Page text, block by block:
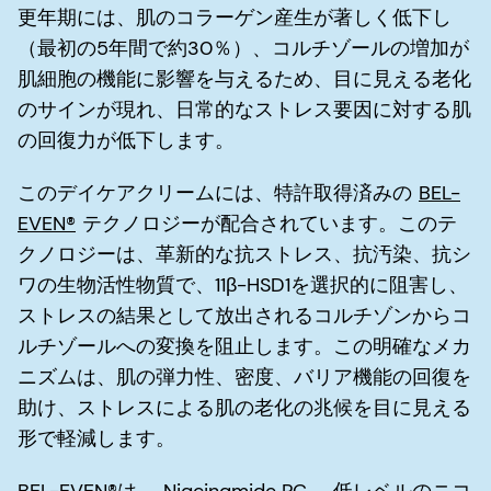
更年期には、肌のコラーゲン産生が著しく低下し
（最初の5年間で約30％）、コルチゾールの増加が
肌細胞の機能に影響を与えるため、目に見える老化
のサインが現れ、日常的なストレス要因に対する肌
の回復力が低下します。
このデイケアクリームには、特許取得済みの BEL-
EVEN® テクノロジーが配合されています。このテ
クノロジーは、革新的な抗ストレス、抗汚染、抗シ
ワの生物活性物質で、11β-HSD1を選択的に阻害し、
ストレスの結果として放出されるコルチゾンからコ
ルチゾールへの変換を阻止します。この明確なメカ
ニズムは、肌の弾力性、密度、バリア機能の回復を
助け、ストレスによる肌の老化の兆候を目に見える
形で軽減します。